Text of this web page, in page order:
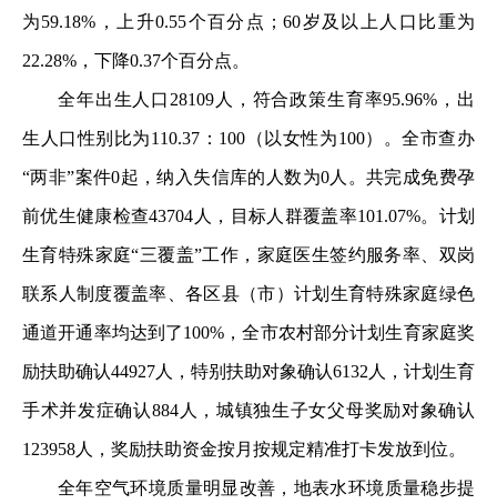
为59.18%，上升0.55个百分点；60岁及以上人口比重为
22.28%，下降0.37个百分点。
全年出生人口28109人，符合政策生育率95.96%，出
生人口性别比为110.37：100（以女性为100）。全市查办
“两非”案件0起，纳入失信库的人数为0人。共完成免费孕
前优生健康检查43704人，目标人群覆盖率101.07%。计划
生育特殊家庭“三覆盖”工作，家庭医生签约服务率、双岗
联系人制度覆盖率、各区县（市）计划生育特殊家庭绿色
通道开通率均达到了100%，全市农村部分计划生育家庭奖
励扶助确认44927人，特别扶助对象确认6132人，计划生育
手术并发症确认884人，城镇独生子女父母奖励对象确认
123958人，奖励扶助资金按月按规定精准打卡发放到位。
全年空气环境质量明显改善，地表水环境质量稳步提